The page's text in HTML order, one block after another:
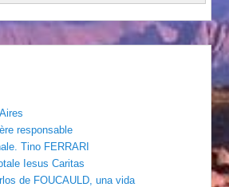
responsable
Tino FERRARI
Iesus Caritas
de FOUCAULD, una vida